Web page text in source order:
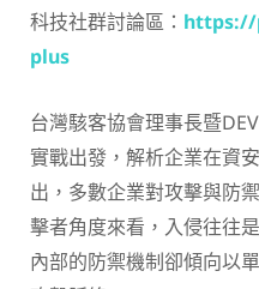
科技社群討論區：
plus
台灣駭客協會理事長暨
實戰出發，解析企業在資
出，多數企業對攻擊與防
擊者角度來看，入侵往往
內部的防禦機制卻傾向以